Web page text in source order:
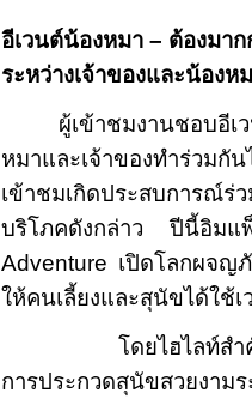
อีเวนต์น้องหมา – ต้องมา
ระหว่างเจ้าของและน้องห
ผู้เข้าชมงานชอบอีเ
หมาและเจ้าของทำร่วมกั
เข้าชมเกิดประสบการณ์
บริโภคดังกล่าว ปีนี้อิมแ
Adventure เปิดโลกผจญ
ให้คนเลี้ยงและสุนัขได้ใช้เ
โดยไฮไลท์สำคัญซึ่ง
การประกวดสุนัขสวยงา